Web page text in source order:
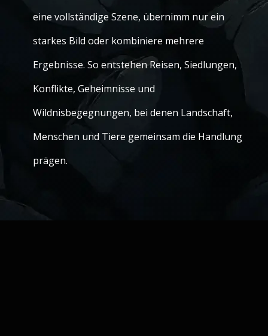
eine vollständige Szene, übernimm nur ein
starkes Bild oder kombiniere mehrere
Ergebnisse. So entstehen Reisen, Siedlungen,
Konflikte, Geheimnisse und
Wildnisbegegnungen, bei denen Landschaft,
Menschen und Tiere gemeinsam die Handlung
prägen.